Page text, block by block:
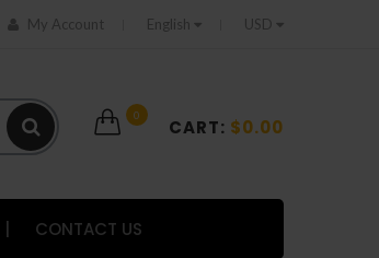
My Account English USD
0
CART: $0.00
CONTACT US